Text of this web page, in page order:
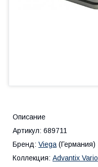
Описание
Артикул: 689711
Бренд: Viega(Германия)
Коллекция: Advantix Vario